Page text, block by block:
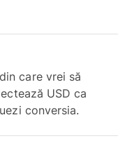
care vrei să
USD ca
conversia.